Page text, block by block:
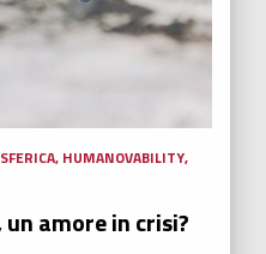
, HUMANOVABILITY,
amore in crisi?